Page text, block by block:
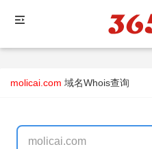
molicai.com 域名Whois查询